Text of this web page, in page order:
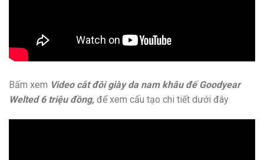
Bấm xem Video cắt đôi giày da nam khâu đế Goodyear
Welted 6 triệu đồng, để xem cấu tạo chi tiết dưới đây